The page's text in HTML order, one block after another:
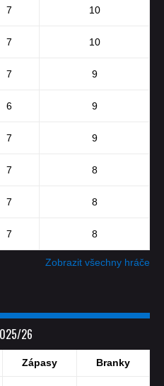
7 10
7 10
7 9
6 9
7 9
7 8
7 8
7 8
Zobrazit všechny hráče
26
Zápasy Branky